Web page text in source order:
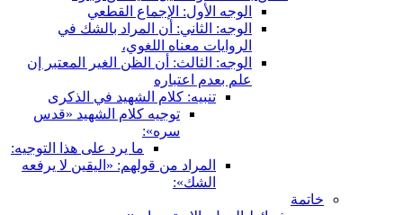
الوجه الأول: الإجماع القطعي
الوجه: الثاني: أن المراد بالشك في
الروايات معناه اللغوي،
الوجه: الثالث: أن الظن الغير المعتبر إن
علم بعدم اعتباره
تنبيه: كلام الشهيد في الذكرى
توجيه كلام الشهيد «قدس
سره»:
ما يرد على هذا التوجيه:
المراد من قولهم: «اليقين لا يرفعه
الشك»:
خاتمة